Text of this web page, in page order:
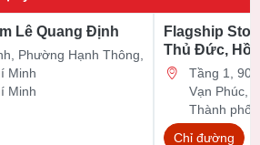
Lê Quang Định
Phường Hạnh Thông,
Minh
Minh
Flagship
Thủ Đức, Hồ
Tầng 1, 90
Vạn Phúc,
Thành phố
Chỉ đường